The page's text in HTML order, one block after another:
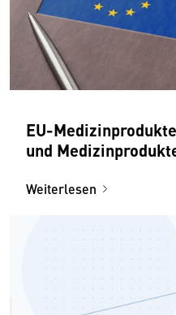
EU-
und
Weiterlesen